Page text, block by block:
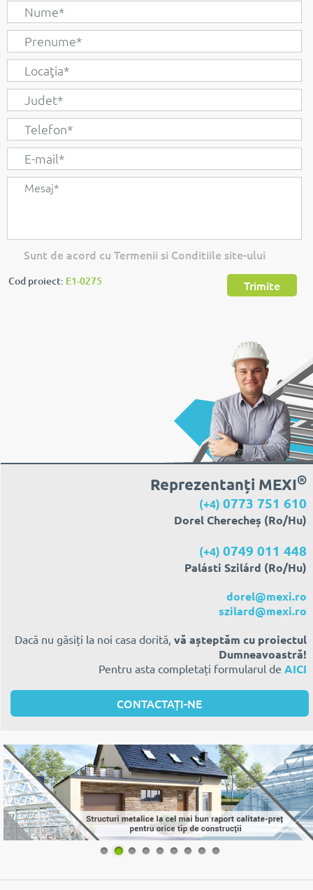
Sunt de acord cu Termenii si Conditiile site-ului
Cod proiect: E1-0275 Trimite
Reprezentanți MEXI®
(+4) 0773 751 610
Dorel Cherecheș (Ro/Hu)
(+4) 0749 011 448
Palásti Szilárd (Ro/Hu)
dorel@mexi.ro
szilard@mexi.ro
Dacă nu găsiți la noi casa dorită, vă așteptăm cu proiectul
Dumneavoastră!
Pentru asta completați formularul de AICI
CONTACTAȚI-NE
1 2 3 4 5 6 7 8 9